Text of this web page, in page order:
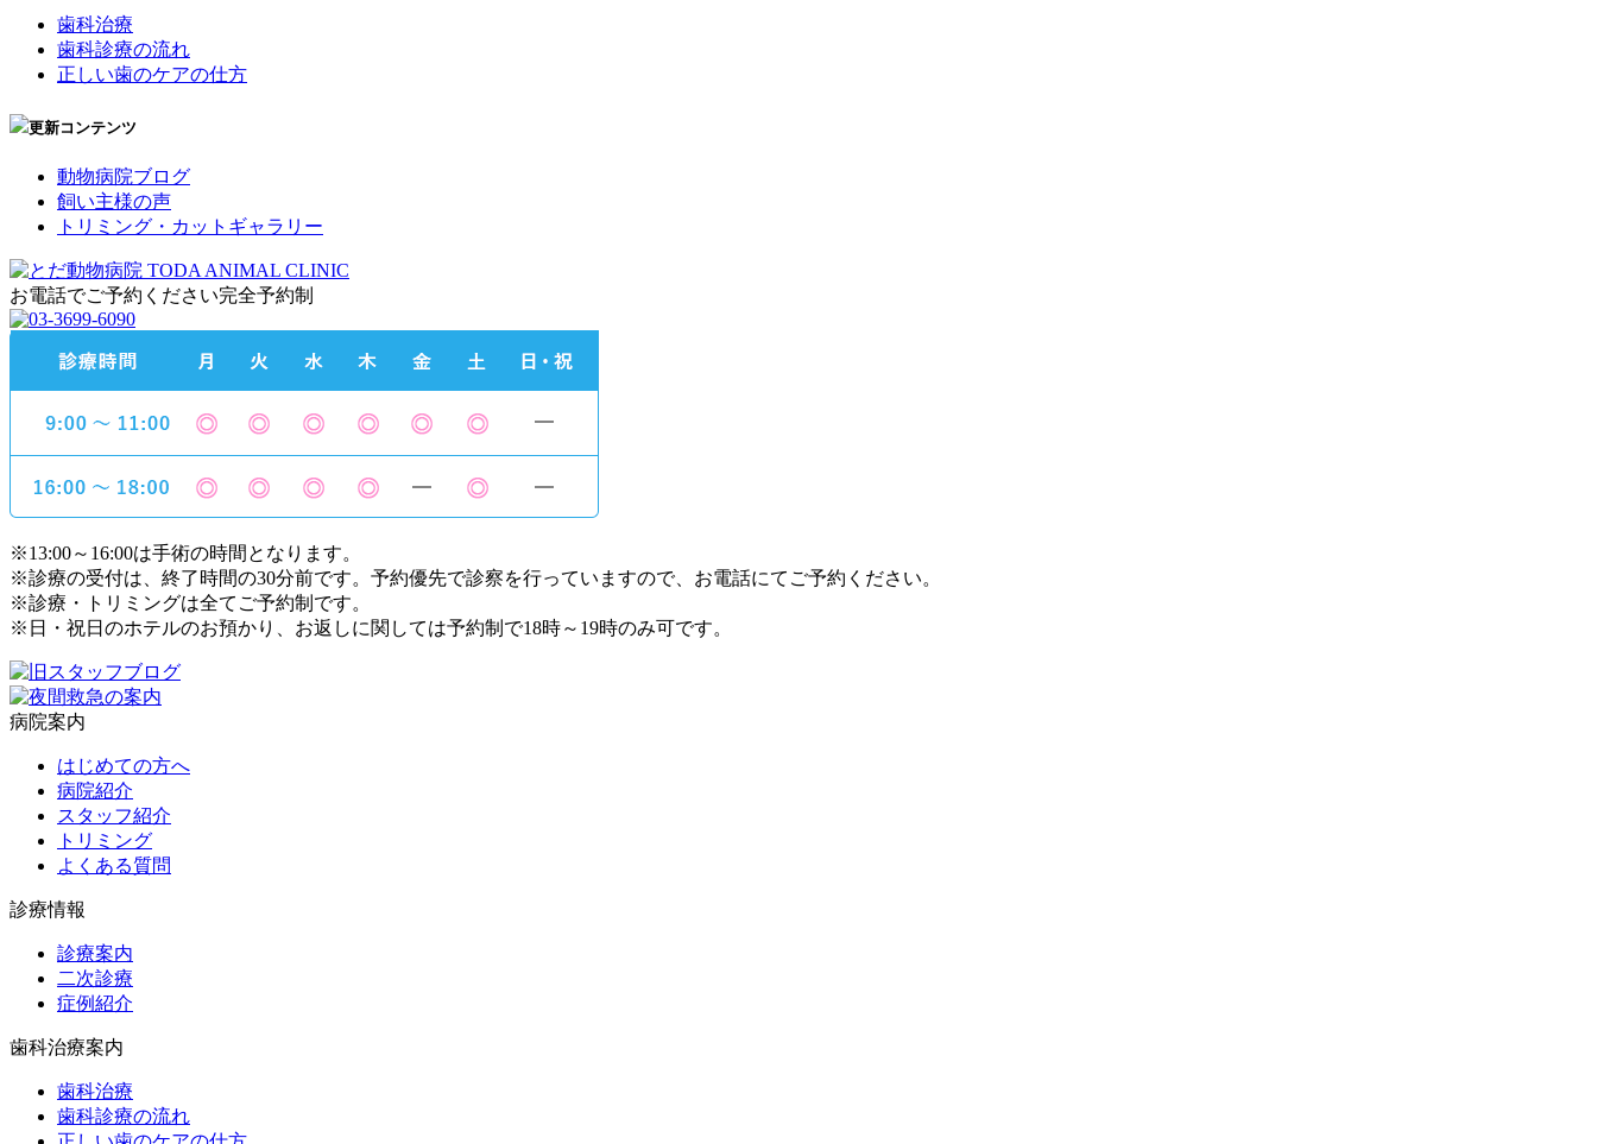
歯科治療
歯科診療の流れ
正しい歯のケアの仕方
更新コンテンツ
動物病院ブログ
飼い主様の声
トリミング・カットギャラリー
お電話でご予約ください完全予約制
※13:00～16:00は手術の時間となります。
※診療の受付は、終了時間の30分前です。予約優先で診察を行っていますので、お電話にてご予約ください。
※診療・トリミングは全てご予約制です。
※日・祝日のホテルのお預かり、お返しに関しては予約制で18時～19時のみ可です。
病院案内
はじめての方へ
病院紹介
スタッフ紹介
トリミング
よくある質問
診療情報
診療案内
二次診療
症例紹介
歯科治療案内
歯科治療
歯科診療の流れ